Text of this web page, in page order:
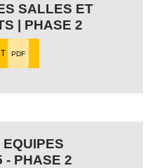
SALLES ET
| PHASE 2
PDF
- PHASE 2